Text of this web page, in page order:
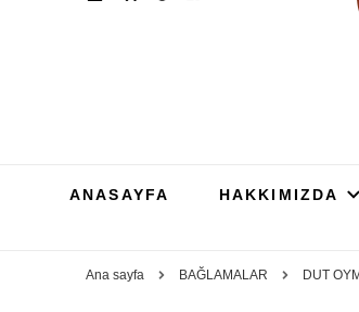
ANASAYFA HAKKIMIZDA
Ana sayfa BAĞLAMALAR DUT